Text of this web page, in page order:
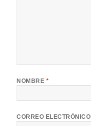
NOMBRE *
CORREO ELECTRÓNICO